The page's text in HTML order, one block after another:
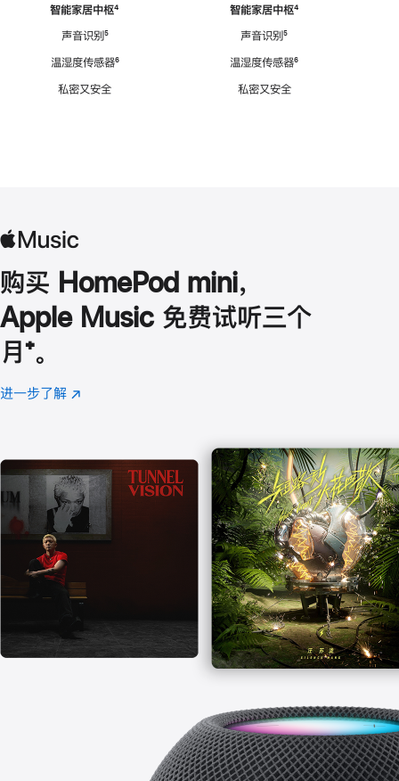
智能家居中枢脚
⁴
声音识别脚
⁵
温湿度传感器脚
⁶
私密又安全
智能家居中枢脚
⁴
声音识别脚
⁵
温湿度传感器脚
⁶
私密又安全
购买 HomePod mini，
Apple Music 免费试听三个
月 脚
注
⁺。
进一步了解 Apple
(在
口
中
打
开)